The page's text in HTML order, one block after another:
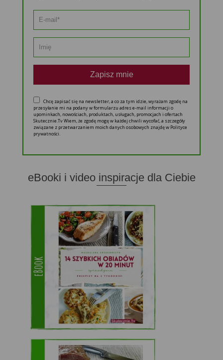
Zapisz mnie
Chcę zapisać się na newsletter, a co za tym idzie, wyrażam zgodę na
przesyłanie mi na podany w formularzu adres e-mail informacji o
upominkach, nowościach, produktach, usługach, promocjach i ofertach
Skutecznie.Tv Wiem, że zgodę mogę w każdej chwili wycofać, a szczegóły
związane z przetwarzaniem moich danych osobowych znajdę w Polityce
prywatności.
eBooki i video inspiracje dla Ciebie